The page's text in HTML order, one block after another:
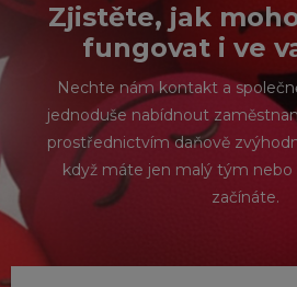
Zjistěte, jak
fungovat i ve
Nechte nám kontakt a
jednoduše nabídnout
prostřednictvím daňově
když máte jen malý tým
začínáte.